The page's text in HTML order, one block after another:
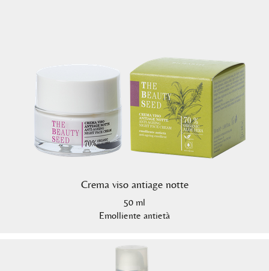
Crema viso antiage notte
50 ml
Emolliente antietà